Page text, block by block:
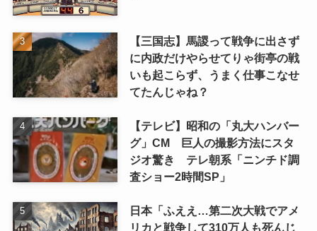
【三国志】馬謖って戦争に出さず
に内政だけやらせてりゃ街亭の戦
いも起こらず、うまく仕事こなせ
てたんじゃね？
【テレビ】昭和の「丸大ハンバー
グ」CM 巨人の撮影方法にスタ
ジオ驚き テレ朝系「ニンチド調
査ショー2時間SP」
日本「ふええ…第二次大戦でアメ
リカと戦争して310万人も死んじ